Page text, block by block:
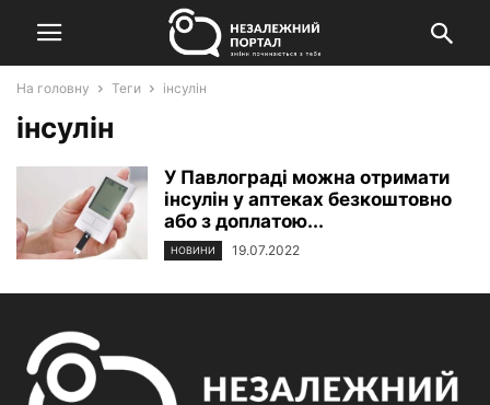
На головну Теги інсулін
інсулін
У Павлограді можна отримати
інсулін у аптеках безкоштовно
або з доплатою...
НОВИНИ 19.07.2022